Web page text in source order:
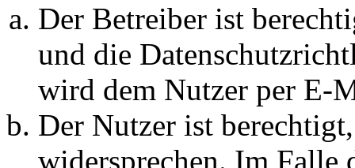
Der Betreiber ist
und die
wird dem Nutzer per E-
Der Nutzer ist
widersprechen. Im Falle